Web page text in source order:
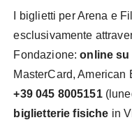
I biglietti per Arena e
esclusivamente
Fondazione:online su
MasterCard, American
+39 045 8005151
biglietterie fisiche in